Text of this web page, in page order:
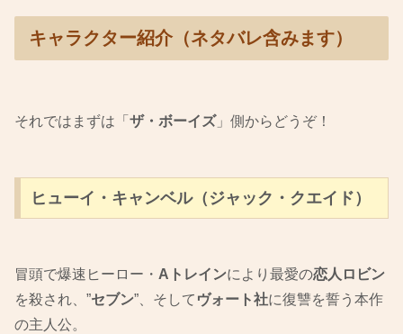
キャラクター紹介（ネタバレ含みます）
それではまずは「 ザ・ボーイズ」側からどうぞ！
ヒューイ・キャンベル（ジャック・クエイド）
冒頭で爆速ヒーロー・ Aトレインにより最愛の恋人ロビン
を殺され、”セブン”、そして ヴォート社に復讐を誓う本作
の主人公。